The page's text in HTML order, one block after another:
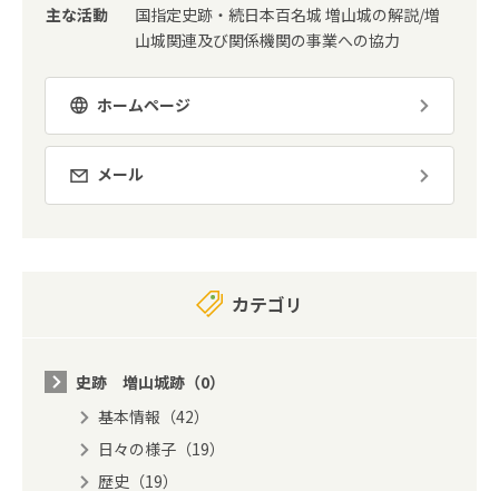
主な活動
国指定史跡・続日本百名城 増山城の解説/増
山城関連及び関係機関の事業への協力
ホームページ
メール
カテゴリ
史跡 増山城跡（0）
基本情報（42）
日々の様子（19）
歴史（19）